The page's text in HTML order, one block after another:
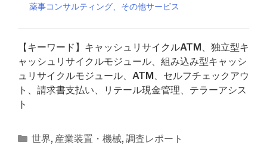
薬事コンサルティング、その他サービス
【キーワード】キャッシュリサイクルATM、独立型キ
ャッシュリサイクルモジュール、組み込み型キャッシ
ュリサイクルモジュール、ATM、セルフチェックアウ
ト、請求書支払い、リテール現金管理、テラーアシス
ト
カ
世界, 産業装置・機械, 調査レポート